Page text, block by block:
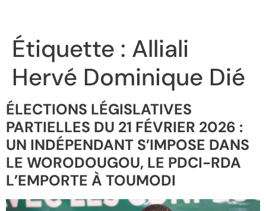
Étiquette : Alliali
Hervé Dominique Dié
ÉLECTIONS LÉGISLATIVES
PARTIELLES DU 21 FÉVRIER 2026 :
UN INDÉPENDANT S’IMPOSE DANS
LE WORODOUGOU, LE PDCI-RDA
L’EMPORTE À TOUMODI